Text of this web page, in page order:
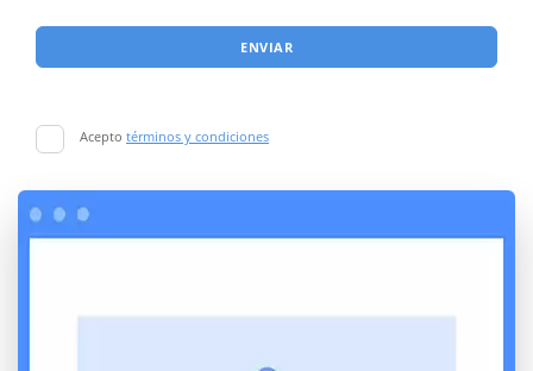
ENVIAR
Acepto términos y condiciones